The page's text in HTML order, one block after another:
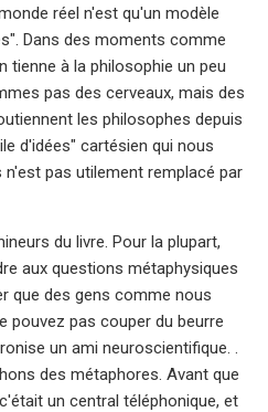
réel n'est qu'un modèle
Dans des moments comme
tienne à la philosophie un peu
pas des cerveaux, mais des
les philosophes depuis
d'idées" cartésien qui nous
pas utilement remplacé par
du livre. Pour la plupart,
aux questions métaphysiques
que des gens comme nous
pouvez pas couper du beurre
un ami neuroscientifique. .
des métaphores. Avant que
un central téléphonique, et